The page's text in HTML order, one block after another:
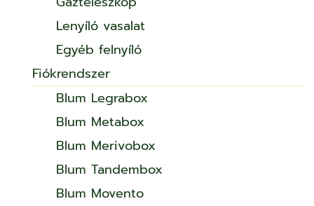
Lenyíló vasalat
Egyéb felnyíló
Fiókrendszer
Blum Legrabox
Blum Metabox
Blum Merivobox
Blum Tandembox
Blum Movento